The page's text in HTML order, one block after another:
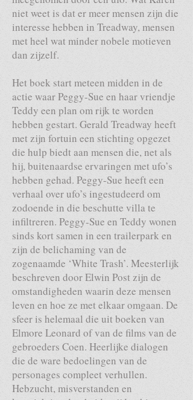
niet weet is dat er meer mensen zijn die
interesse hebben in Treadway, mensen
met heel wat minder nobele motieven
dan zijzelf.
Het boek start meteen midden in de
actie waar Peggy-Sue en haar vriendje
Teddy een plan om rijk te worden
hebben gestart. Gerald Treadway heeft
met zijn fortuin een stichting opgezet
die hulp biedt aan mensen die, net als
hij, buitenaardse ervaringen met ufo’s
hebben gehad. Peggy-Sue heeft een
verhaal over ufo’s ingestudeerd om
zodoende in die beschutte villa te
infiltreren. Peggy-Sue en Teddy wonen
sinds kort samen in een trailerpark en
zijn de belichaming van de
zogenaamde ‘White Trash’. Meesterlijk
beschreven door Elwin Post zijn de
omstandigheden waarin deze mensen
leven en hoe ze met elkaar omgaan. De
sfeer is helemaal die uit boeken van
Elmore Leonard of van de films van de
gebroeders Coen. Heerlijke dialogen
die de ware bedoelingen van de
personages compleet verhullen.
Hebzucht, misverstanden en